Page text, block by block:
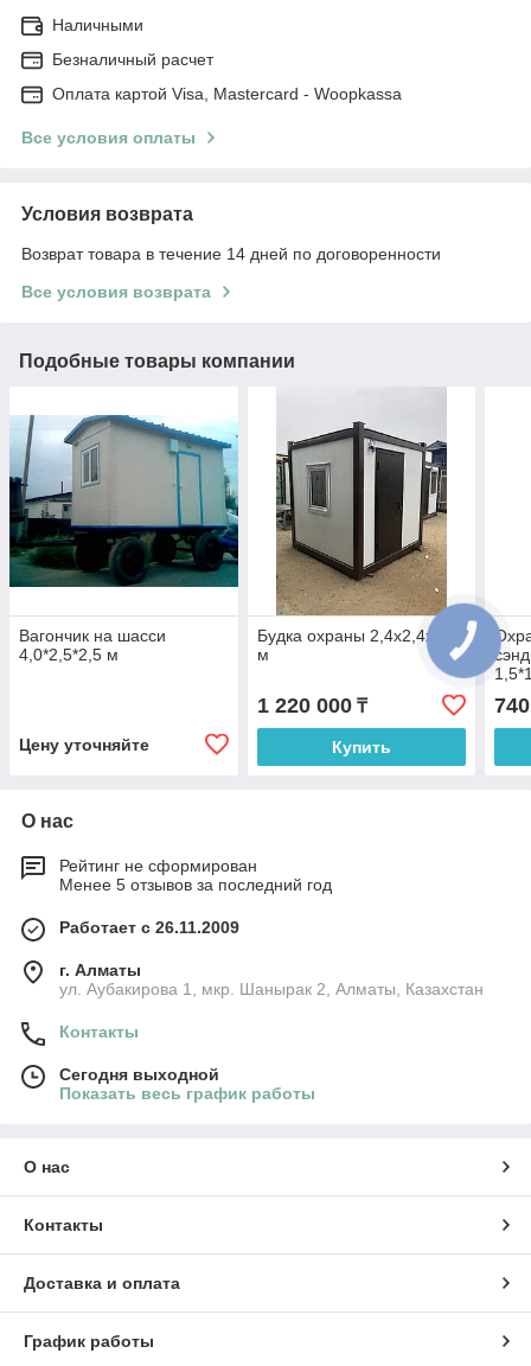
Наличными
Безналичный расчет
Оплата картой Visa, Mastercard - Woopkassa
Все условия оплаты
Условия возврата
Возврат товара в течение 14 дней по договоренности
Все условия возврата
Подобные товары компании
Вагончик на шасси
4,0*2,5*2,5 м
Цену уточняйте
Будка охраны 2,4х2,4х2,6
м
1 220 000₸
Купить
О нас
Рейтинг не сформирован
Менее 5 отзывов за последний год
Работает с 26.11.2009
г. Алматы
ул. Аубакирова 1, мкр. Шанырак 2, Алматы, Казахстан
Контакты
Сегодня выходной
Показать весь график работы
О нас
Контакты
Доставка и оплата
График работы